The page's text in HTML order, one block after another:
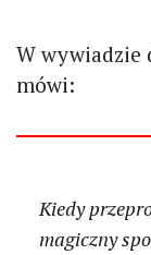
W wywiadzie
mówi:
Kiedy
magiczny